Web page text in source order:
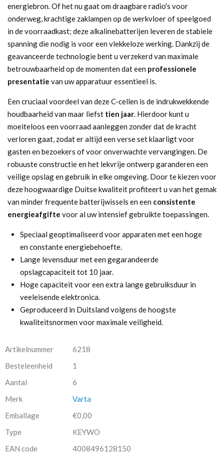
energiebron. Of het nu gaat om draagbare radio's voor
onderweg, krachtige zaklampen op de werkvloer of speelgoed
in de voorraadkast; deze alkalinebatterijen leveren de stabiele
spanning die nodig is voor een vlekkeloze werking. Dankzij de
geavanceerde technologie bent u verzekerd van maximale
betrouwbaarheid op de momenten dat een professionele
presentatie van uw apparatuur essentieel is.
Een cruciaal voordeel van deze C-cellen is de indrukwekkende
houdbaarheid van maar liefst tien jaar. Hierdoor kunt u
moeiteloos een voorraad aanleggen zonder dat de kracht
verloren gaat, zodat er altijd een verse set klaarligt voor
gasten en bezoekers of voor onverwachte vervangingen. De
robuuste constructie en het lekvrije ontwerp garanderen een
veilige opslag en gebruik in elke omgeving. Door te kiezen voor
deze hoogwaardige Duitse kwaliteit profiteert u van het gemak
van minder frequente batterijwissels en een consistente
energieafgifte voor al uw intensief gebruikte toepassingen.
Speciaal geoptimaliseerd voor apparaten met een hoge
en constante energiebehoefte.
Lange levensduur met een gegarandeerde
opslagcapaciteit tot 10 jaar.
Hoge capaciteit voor een extra lange gebruiksduur in
veeleisende elektronica.
Geproduceerd in Duitsland volgens de hoogste
kwaliteitsnormen voor maximale veiligheid.
Artikelnummer
6218
Besteleenheid
1
Aantal
6
Merk
Varta
Emballage
€0,00
Type
KEYWO
EAN code
4008496128150